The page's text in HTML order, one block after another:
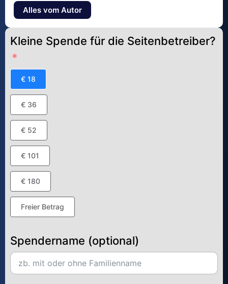
Alles vom Autor
Kleine Spende für die Seitenbetreiber?
€ 18
€ 36
€ 52
€ 101
€ 180
Freier Betrag
Spendername (optional)